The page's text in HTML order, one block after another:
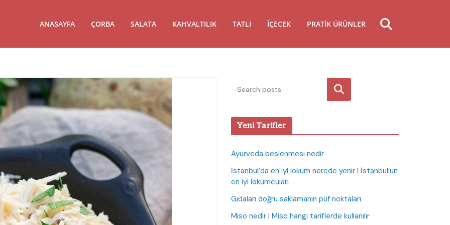
ANASAYFA ÇORBA SALATA KAHVALTILIK TATLI İÇECEK PRATIK ÜRÜNLER
Ara
Yeni Tarifler
Ayurveda beslenmesi nedir
İstanbul’da en iyi lokum nerede yenir I İstanbul’un
en iyi lokumcuları
Gıdaları doğru saklamanın püf noktaları
Miso nedir I Miso hangi tariflerde kullanılır